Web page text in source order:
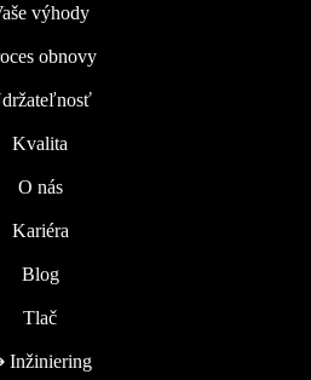
výhody
obnovy
Kvalita
O nás
Kariéra
Blog
Tlač
Inžiniering